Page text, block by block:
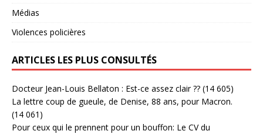
Médias
Violences policières
ARTICLES LES PLUS CONSULTÉS
Docteur Jean-Louis Bellaton : Est-ce assez clair ?? (14 605)
La lettre coup de gueule, de Denise, 88 ans, pour Macron.
(14 061)
Pour ceux qui le prennent pour un bouffon: Le CV du